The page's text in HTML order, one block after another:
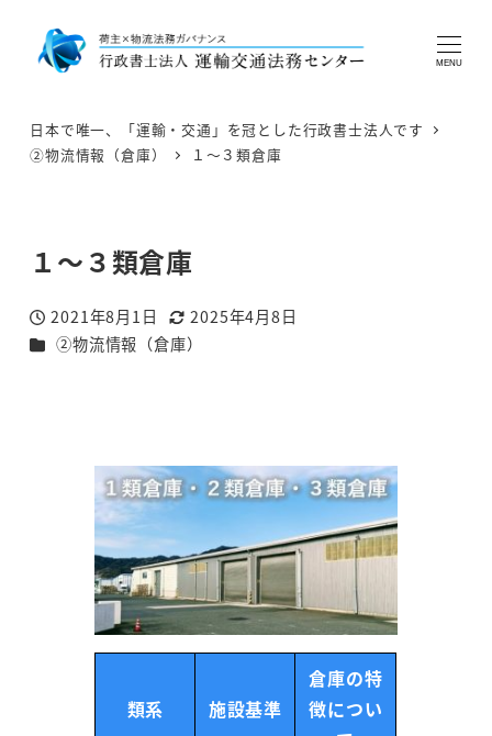
MENU
日本で唯一、「運輸・交通」を冠とした行政書士法人です
②物流情報（倉庫）
１～３類倉庫
１～３類倉庫
投稿日
2021年8月1日
更新日
2025年4月8日
カテゴリー
②物流情報（倉庫）
類系 施設基準
倉庫の特
徴につい